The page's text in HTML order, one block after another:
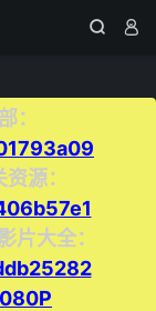
 
：
源：
大全：